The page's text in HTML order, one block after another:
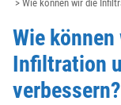
Wie können wir die
Wie
Infiltration
verbessern?